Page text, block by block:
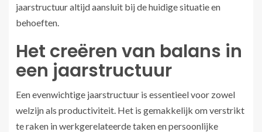
jaarstructuur altijd aansluit bij de huidige situatie en
behoeften.
Het creëren van balans in
een jaarstructuur
Een evenwichtige jaarstructuur is essentieel voor zowel
welzijn als productiviteit. Het is gemakkelijk om verstrikt
te raken in werkgerelateerde taken en persoonlijke